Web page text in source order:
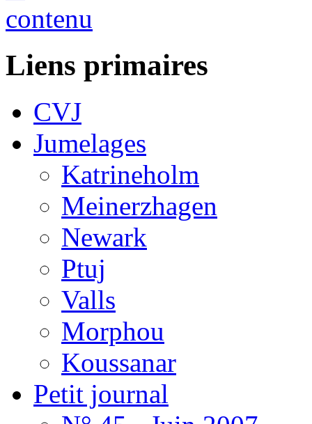
Liens primaires
CVJ
Jumelages
Katrineholm
Meinerzhagen
Newark
Ptuj
Valls
Morphou
Koussanar
Petit journal